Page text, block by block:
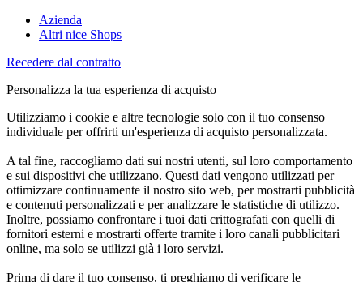
Azienda
Altri nice Shops
Recedere dal contratto
Personalizza la tua esperienza di acquisto
Utilizziamo i cookie e altre tecnologie solo con il tuo consenso
individuale per offrirti un'esperienza di acquisto personalizzata.
A tal fine, raccogliamo dati sui nostri utenti, sul loro comportamento
e sui dispositivi che utilizzano. Questi dati vengono utilizzati per
ottimizzare continuamente il nostro sito web, per mostrarti pubblicità
e contenuti personalizzati e per analizzare le statistiche di utilizzo.
Inoltre, possiamo confrontare i tuoi dati crittografati con quelli di
fornitori esterni e mostrarti offerte tramite i loro canali pubblicitari
online, ma solo se utilizzi già i loro servizi.
Prima di dare il tuo consenso, ti preghiamo di verificare le